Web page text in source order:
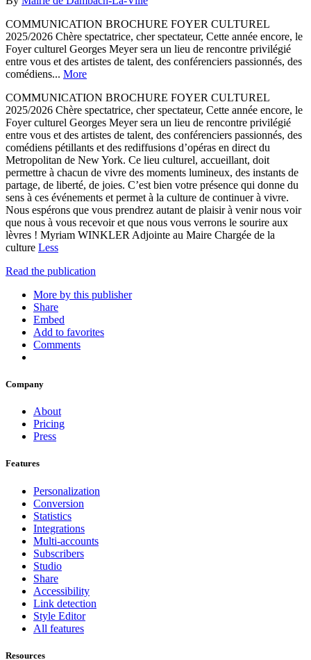
COMMUNICATION BROCHURE FOYER CULTUREL
2025/2026 Chère spectatrice, cher spectateur, Cette année encore, le
Foyer culturel Georges Meyer sera un lieu de rencontre privilégié
entre vous et des artistes de talent, des conférenciers passionnés, des
comédiens... More
COMMUNICATION BROCHURE FOYER CULTUREL
2025/2026 Chère spectatrice, cher spectateur, Cette année encore, le
Foyer culturel Georges Meyer sera un lieu de rencontre privilégié
entre vous et des artistes de talent, des conférenciers passionnés, des
comédiens pétillants et des rediffusions d’opéras en direct du
Metropolitan de New York. Ce lieu culturel, accueillant, doit
permettre à chacun de vivre des moments lumineux, des instants de
partage, de liberté, de joies. C’est bien votre présence qui donne du
sens à ces événements et permet à la culture de continuer à vivre.
Nous espérons que vous prendrez autant de plaisir à venir nous voir
que nous à vous recevoir et que nous vous verrons le sourire aux
lèvres ! Myriam WINKLER Adjointe au Maire Chargée de la
culture Less
Read the publication
More by this publisher
Share
Embed
Add to favorites
Comments
Company
About
Pricing
Press
Features
Personalization
Conversion
Statistics
Integrations
Multi-accounts
Subscribers
Studio
Share
Accessibility
Link detection
Style Editor
All features
Resources